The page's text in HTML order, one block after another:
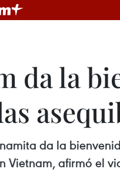
da la
da la
Vietnam, afirmó el